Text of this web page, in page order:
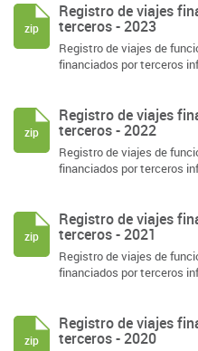
Registro de viajes
terceros - 2023
Registro de viajes de
financiados por terceros
zip
Registro de viajes
terceros - 2022
Registro de viajes de
financiados por terceros
zip
Registro de viajes
terceros - 2021
Registro de viajes de
financiados por terceros
zip
Registro de viajes
terceros - 2020
zip